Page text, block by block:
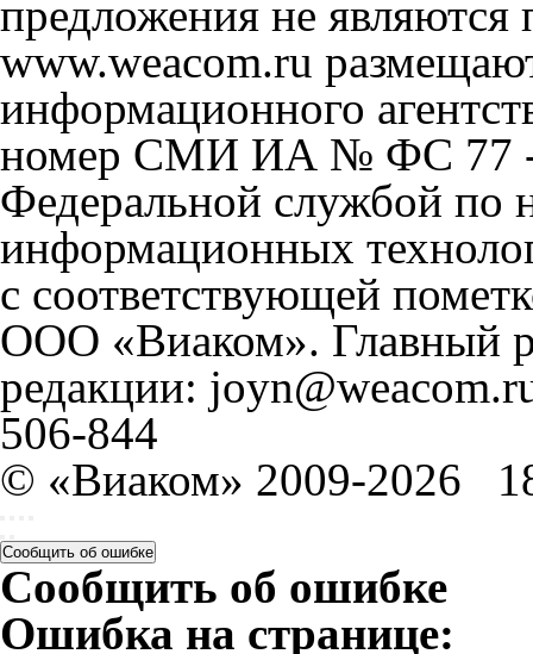
предложения не
www.weacom.ru
информационного
номер СМИ ИА № ФС 77 -
Федеральной службой по
информационных
с соответствующей
ООО «Виаком». Главный
редакции:
506-844
© «Виаком» 2009-2026
Сообщить об ошибке
Сообщить об ошибке
Ошибка на странице: